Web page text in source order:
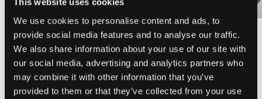
We use cookies to personalise content and ads, to
provide social media features and to analyse our traffic.
We also share information about your use of our site with
our social media, advertising and analytics partners who
may combine it with other information that you’ve
provided to them or that they’ve collected from your use
Maat
140 cm 150 cm 160 cm 176 cm